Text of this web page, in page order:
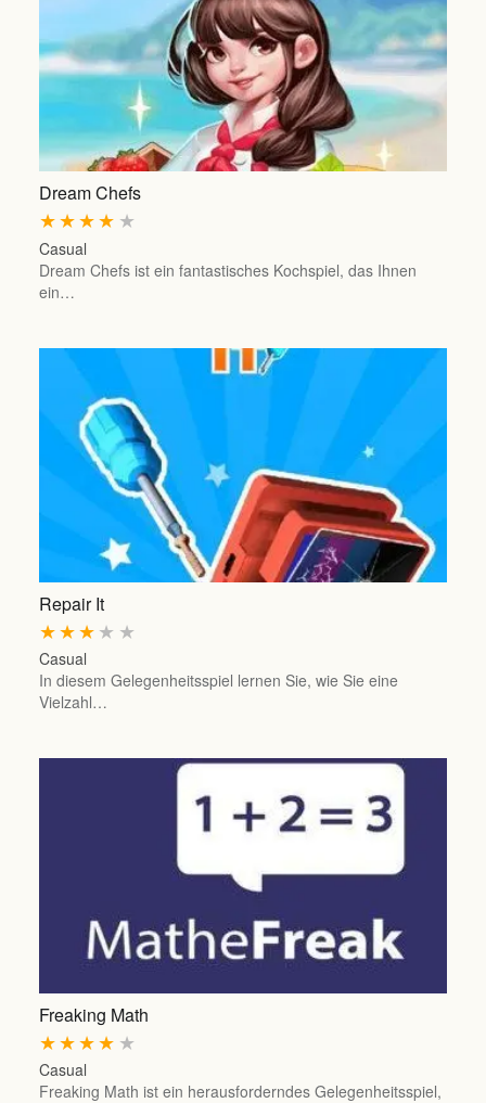
Dream Chefs
★
★
★
★
★
Casual
Dream Chefs ist ein fantastisches Kochspiel, das Ihnen
ein…
Repair It
★
★
★
★
★
Casual
In diesem Gelegenheitsspiel lernen Sie, wie Sie eine
Vielzahl…
Freaking Math
★
★
★
★
★
Casual
Freaking Math ist ein herausforderndes Gelegenheitsspiel,